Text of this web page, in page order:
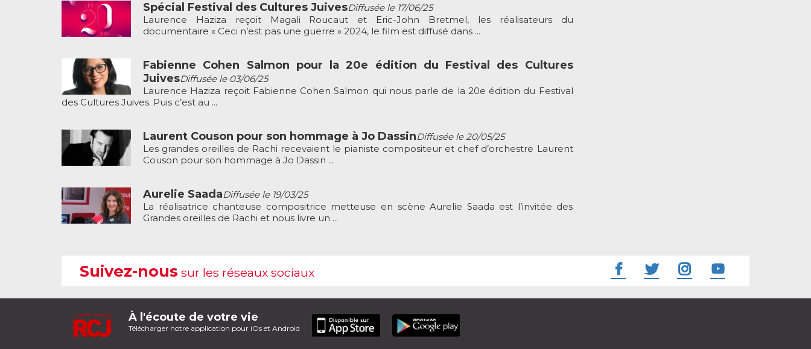
Spécial Festival des Cultures JuivesDiffusée le 17/06/25
Laurence Haziza reçoit Magali Roucaut et Eric-John Bretmel, les réalisateurs du
documentaire « Ceci n’est pas une guerre » 2024, le film est diffusé dans ...
Fabienne Cohen Salmon pour la 20e édition du Festival des Cultures
JuivesDiffusée le 03/06/25
Laurence Haziza reçoit Fabienne Cohen Salmon qui nous parle de la 20e édition du Festival
des Cultures Juives. Puis c’est au ...
Laurent Couson pour son hommage à Jo DassinDiffusée le 20/05/25
Les grandes oreilles de Rachi recevaient le pianiste compositeur et chef d’orchestre Laurent
Couson pour son hommage à Jo Dassin ...
Aurelie SaadaDiffusée le 19/03/25
La réalisatrice chanteuse compositrice metteuse en scène Aurelie Saada est l’invitée des
Grandes oreilles de Rachi et nous livre un ...
Suivez-nous sur les réseaux sociaux
À l'écoute de votre vie
Télécharger notre application pour iOs et Android